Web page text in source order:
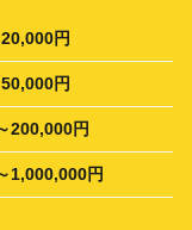
円
円
200,000円
1,000,000円